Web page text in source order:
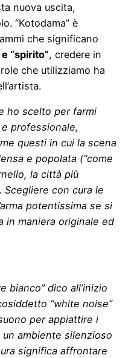
nuova uscita,
“Kotodama” è
che significano
“spirito”, credere in
che utilizziamo ha
ho scelto per farmi
professionale,
questi in cui la scena
e popolata (“come
la città più
Scegliere con cura le
potentissima se si
in maniera originale ed
bianco” dico all’inizio
“white noise”
per appiattire i
ambiente silenzioso
significa affrontare